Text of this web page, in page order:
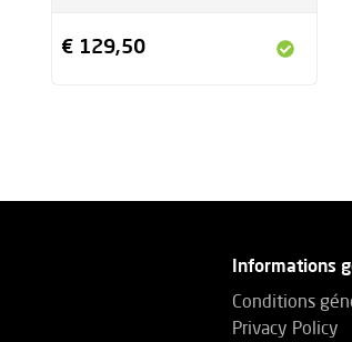
€ 129,50
Informations
Conditions
Privacy Policy